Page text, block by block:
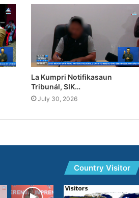
La Kumpri Notifikasaun
Tribunál, SIK…
July 30, 2026
Country Visitor